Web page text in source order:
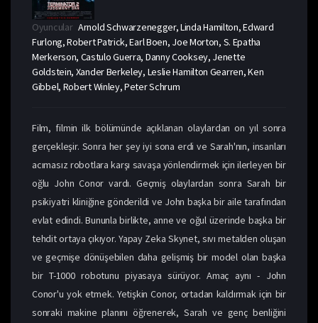
Oyuncular Arnold Schwarzenegger, Linda Hamilton, Edward
Furlong, Robert Patrick, Earl Boen, Joe Morton, S. Epatha
Merkerson, Castulo Guerra, Danny Cooksey, Jenette
Goldstein, Xander Berkeley, Leslie Hamilton Gearren, Ken
Gibbel, Robert Winley, Peter Schrum
Film, filmin ilk bölümünde açıklanan olaylardan on yıl sonra
gerçekleşir. Sonra her şey iyi sona erdi ve Sarah'nın, insanları
acımasız robotlara karşı savaşa yönlendirmek için ilerleyen bir
oğlu John Conor vardı. Geçmiş olaylardan sonra Sarah bir
psikiyatri kliniğine gönderildi ve John başka bir aile tarafından
evlat edindi. Bununla birlikte, anne ve oğul üzerinde başka bir
tehdit ortaya çıkıyor. Yapay Zeka Skynet, sıvı metalden oluşan
ve geçmişe dönüşebilen daha gelişmiş bir model olan başka
bir T-1000 robotunu piyasaya sürüyor. Amaç aynı - John
Conor'u yok etmek. Yetişkin Conor, ortadan kaldırmak için bir
sonraki makine planını öğrenerek, Sarah ve genç benliğini